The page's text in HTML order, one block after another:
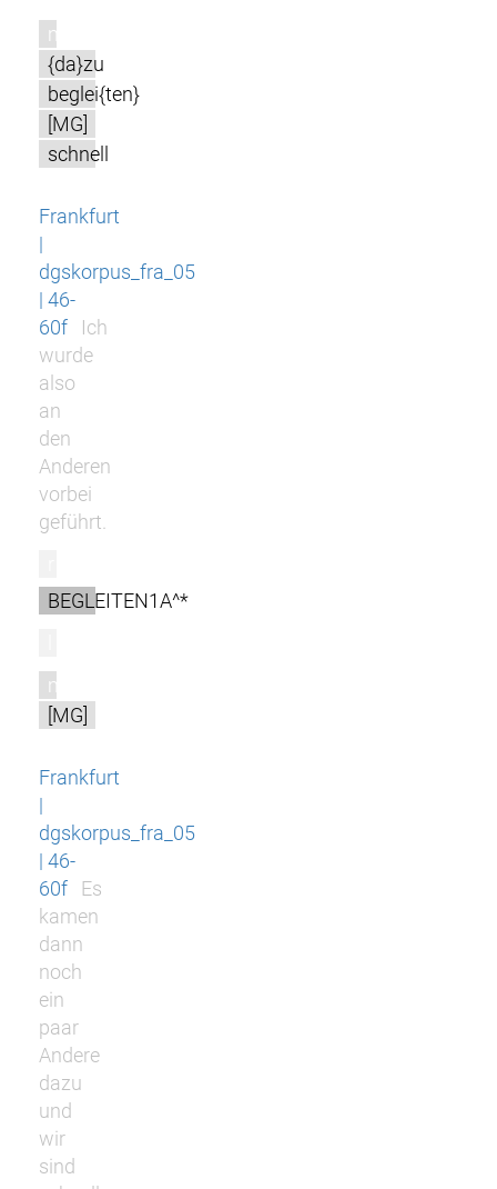
m
{da}zu
beglei{ten}
[MG]
schnell
Frankfurt
|
dgskorpus_fra_05
| 46-
60f
Ich
wurde
also
an
den
Anderen
vorbei
geführt.
BEGLEITEN1A^*
m
[MG]
Frankfurt
|
dgskorpus_fra_05
| 46-
60f
Es
kamen
dann
noch
ein
paar
Andere
dazu
und
wir
sind